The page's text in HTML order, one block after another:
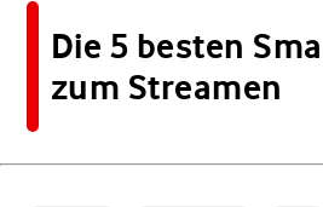
Die 5 besten
zum Streamen